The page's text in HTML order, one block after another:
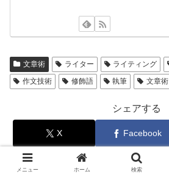
文章術 ライター ライティング
作文技術
修飾語 執筆 文章術
シェアする
X Facebook
Pinterest
メニュー ホーム 検索